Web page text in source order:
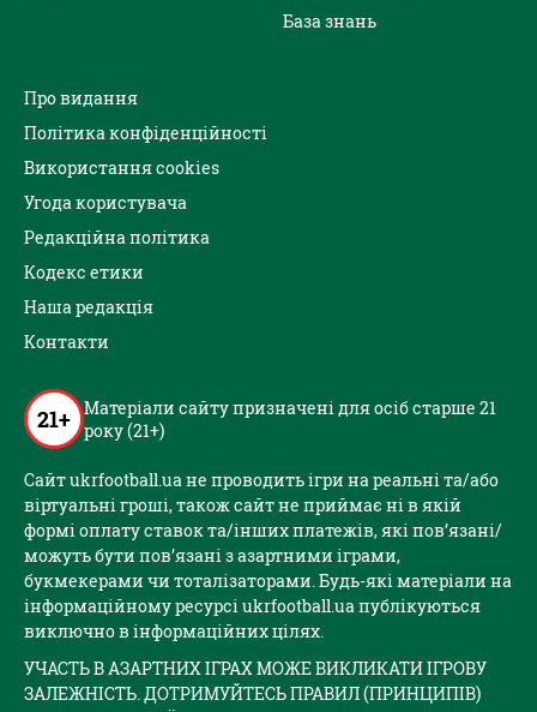
База знань
Про видання
Політика конфіденційності
Використання cookies
Угода користувача
Редакційна політика
Кодекс етики
Наша редакція
Контакти
21+ Матеріали сайту призначені для осіб старше 21
року (21+)
Сайт ukrfootball.ua не проводить ігри на реальні та/або
віртуальні гроші, також сайт не приймає ні в якій
формі оплату ставок та/інших платежів, які пов’язані/
можуть бути пов’язані з азартними іграми,
букмекерами чи тоталізаторами. Будь-які матеріали на
інформаційному ресурсі ukrfootball.ua публікуються
виключно в інформаційних цілях.
УЧАСТЬ В АЗАРТНИХ ІГРАХ МОЖЕ ВИКЛИКАТИ ІГРОВУ
ЗАЛЕЖНІСТЬ. ДОТРИМУЙТЕСЬ ПРАВИЛ (ПРИНЦИПІВ)